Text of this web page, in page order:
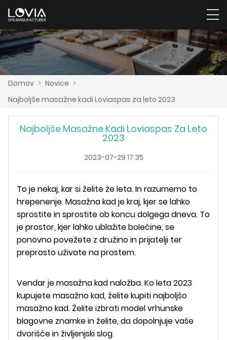
Domov > Novice >
Najboljše masažne kadi Loviaspas za leto 2023
Najboljše Masažne Kadi Loviaspas Za Leto
2023
2023-07-29 17:35
To je nekaj, kar si želite že leta. In razumemo to
hrepenenje. Masažna kad je kraj, kjer se lahko
sprostite in sprostite ob koncu dolgega dneva. To
je prostor, kjer lahko ublažite bolečine, se
ponovno povežete z družino in prijatelji ter
preprosto uživate na prostem.
Vendar je masažna kad naložba. Ko leta 2023
kupujete masažno kad, želite kupiti najboljšo
masažno kad. Želite izbrati model vrhunske
blagovne znamke in želite, da dopolnjuje vaše
dvorišče in življenjski slog.